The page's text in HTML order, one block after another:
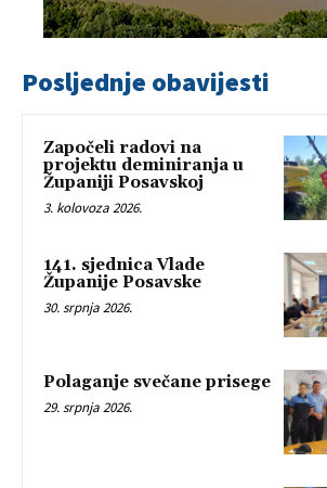
Posljednje obavijesti
Započeli radovi na
projektu deminiranja u
Županiji Posavskoj
3. kolovoza 2026.
141. sjednica Vlade
Županije Posavske
30. srpnja 2026.
Polaganje svečane prisege
29. srpnja 2026.